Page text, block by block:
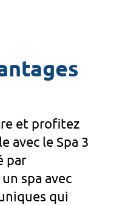
et profitez
avec le Spa 3
par
spa avec
qui